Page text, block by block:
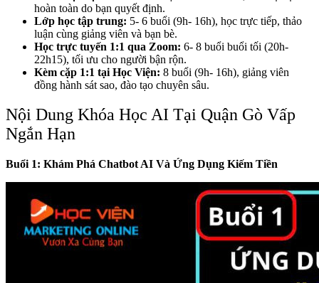
hoàn toàn do bạn quyết định.
Lớp học tập trung: 5- 6 buổi (9h- 16h), học trực tiếp, thảo
luận cùng giảng viên và bạn bè.
Học trực tuyến 1:1 qua Zoom: 6- 8 buổi buổi tối (20h-
22h15), tối ưu cho người bận rộn.
Kèm cặp 1:1 tại Học Viện: 8 buổi (9h- 16h), giảng viên
đồng hành sát sao, đào tạo chuyên sâu.
Nội Dung Khóa Học AI Tại Quận Gò Vấp
Ngắn Hạn
Buổi 1: Khám Phá Chatbot AI Và Ứng Dụng Kiếm Tiền